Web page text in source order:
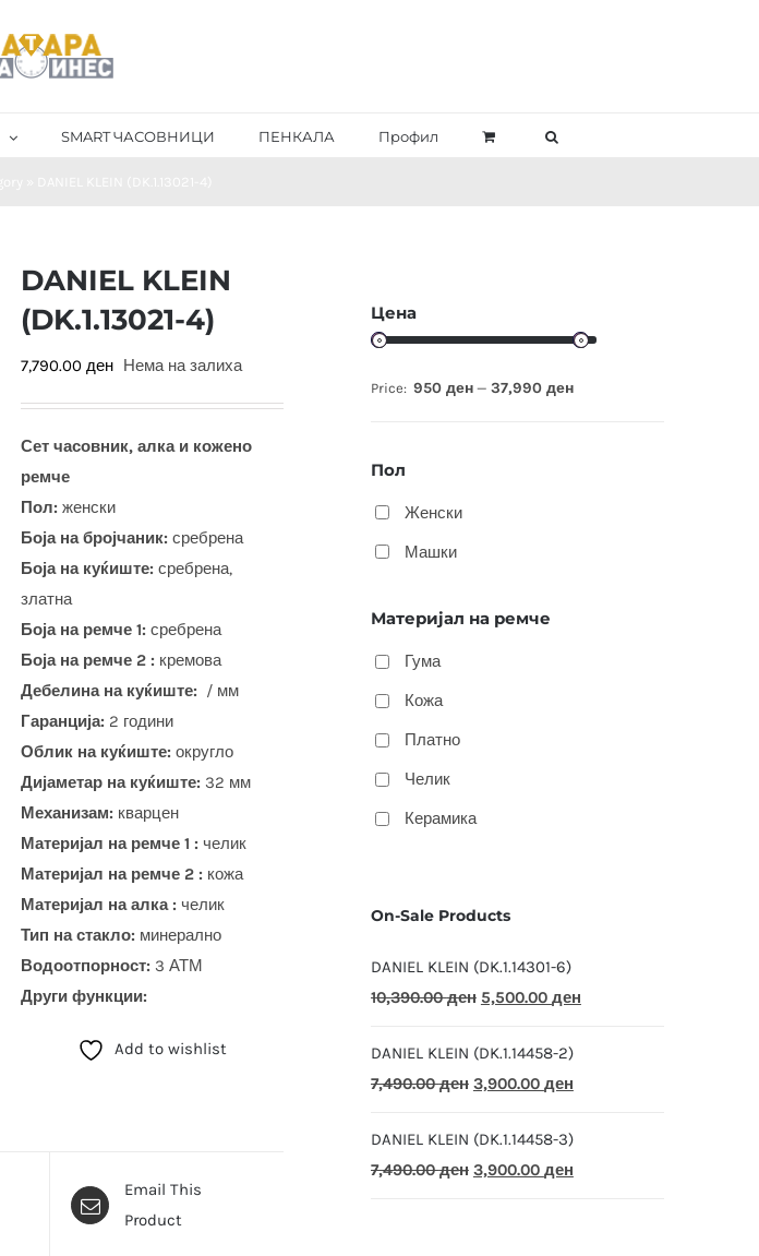
SMART ЧАСОВНИЦИ ПЕНКАЛА Профил
DANIEL KLEIN
(DK.1.13021-4)
7,790.00 ден Нема на залиха
Сет часовник, алка и кожено
ремче
Пол: женски
Боја на бројчаник: сребрена
Боја на куќиште: сребрена,
златна
Боја на ремче 1: сребрена
Боја на ремче 2 : кремова
Дебелина на куќиште: / мм
Гаранција: 2 години
Облик на куќиште: округло
Дијаметар на куќиште: 32 мм
Механизам: кварцен
Материјал на ремче 1 : челик
Материјал на ремче 2 : кожа
Материјал на алка : челик
Тип на стакло: минерално
Водоотпорност: 3 АТМ
Други функции:
Add to wishlist
Email This
Product
Цена
Price: 950 ден— 37,990 ден
Пол
Женски
Машки
Материјал на ремче
Гума
Кожа
Платно
Челик
Керамика
On-Sale Products
DANIEL KLEIN (DK.1.14301-6)
10,390.00ден Original
was:
10,390.00 ден.
5,500.00 денCurrent
DANIEL KLEIN (DK.1.14458-2)
7,490.00ден Original
was:
7,490.00 ден.
3,900.00 денCurrent
is:
3,900.00 ден.
DANIEL KLEIN (DK.1.14458-3)
7,490.00ден Original
3,900.00 денCurrent